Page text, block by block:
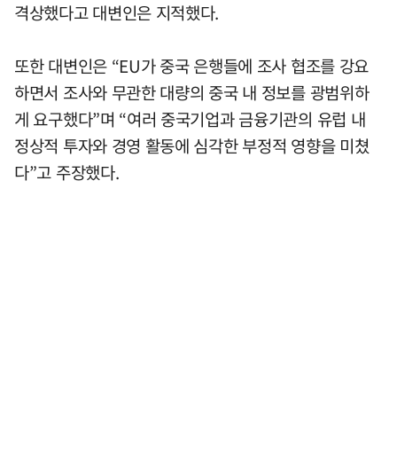
격상했다고 대변인은 지적했다.
또한 대변인은 “EU가 중국 은행들에 조사 협조를 강요
하면서 조사와 무관한 대량의 중국 내 정보를 광범위하
게 요구했다”며 “여러 중국기업과 금융기관의 유럽 내
정상적 투자와 경영 활동에 심각한 부정적 영향을 미쳤
다”고 주장했다.